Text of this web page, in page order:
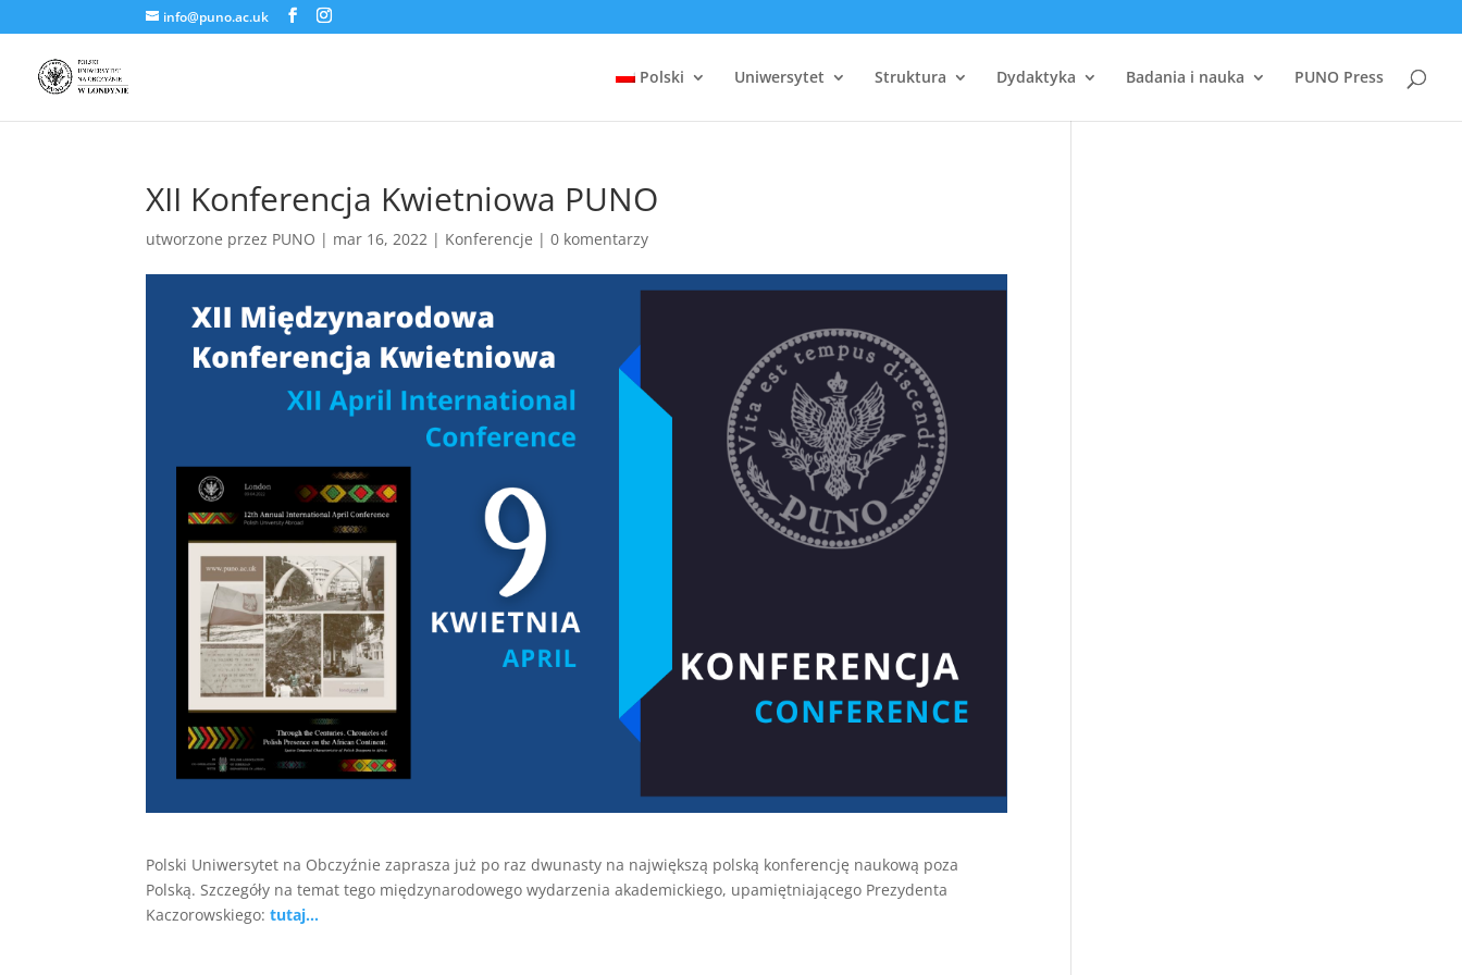
info@puno.ac.uk
Polski Uniwersytet Struktura Dydaktyka Badania i nauka PUNO Press
XII Konferencja Kwietniowa PUNO
utworzone przez PUNO | mar 16, 2022 | Konferencje |0 komentarzy
Polski Uniwersytet na Obczyźnie zaprasza już po raz dwunasty na największą polską konferencję naukową poza
Polską. Szczegóły na temat tego międzynarodowego wydarzenia akademickiego, upamiętniającego Prezydenta
Kaczorowskiego:tutaj…